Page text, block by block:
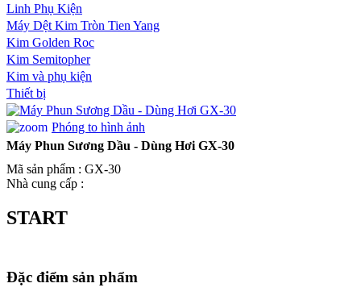
Linh Phụ Kiện
Máy Dệt Kim Tròn Tien Yang
Kim Golden Roc
Kim Semitopher
Kim và phụ kiện
Thiết bị
Phóng to hình ảnh
Máy Phun Sương Dầu - Dùng Hơi GX-30
Mã sản phẩm : GX-30
Nhà cung cấp :
START
Đặc điểm sản phẩm